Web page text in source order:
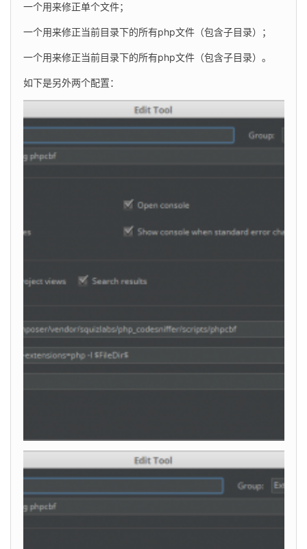
一个用来修正单个文件；
一个用来修正当前目录下的所有php文件（包含子目录）；
一个用来修正当前目录下的所有php文件（包含子目录）。
如下是另外两个配置：